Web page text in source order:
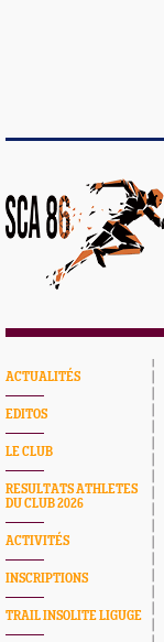
ACTUALITÉS
EDITOS
LE CLUB
RESULTATS ATHLETES
DU CLUB 2026
ACTIVITÉS
INSCRIPTIONS
TRAIL INSOLITE LIGUGE